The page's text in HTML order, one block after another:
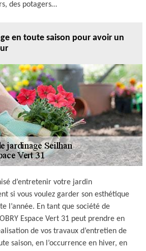
des potagers…
en toute saison pour avoir un
d’entretenir votre jardin
si vous voulez garder son esthétique
l’année. En tant que société de
Espace Vert 31 peut prendre en
de vos travaux d’entretien de
saison, en l’occurrence en hiver, en